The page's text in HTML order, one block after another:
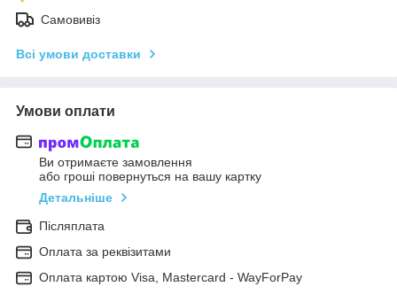
Самовивіз
Всі умови доставки
Умови оплати
Ви отримаєте замовлення
або гроші повернуться на вашу картку
Детальніше
Післяплата
Оплата за реквізитами
Оплата картою Visa, Mastercard - WayForPay